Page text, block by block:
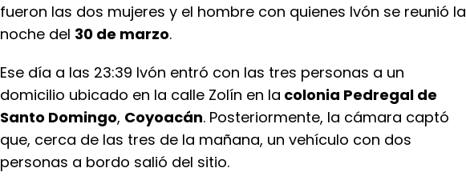
fueron las dos mujeres y el hombre con quienes Ivón se reunió la
noche del 30 de marzo.
Ese día a las 23:39 Ivón entró con las tres personas a un
domicilio ubicado en la calle Zolín en la colonia Pedregal de
Santo Domingo, Coyoacán. Posteriormente, la cámara captó
que, cerca de las tres de la mañana, un vehículo con dos
personas a bordo salió del sitio.